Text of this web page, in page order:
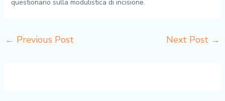
questionario sulla modulistica di incisione.
← Previous Post Next Post →